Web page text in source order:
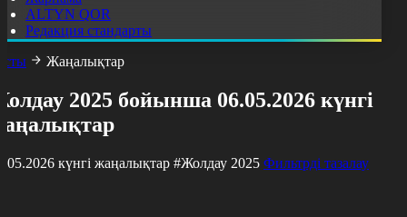
ALTYN QOR
Редакция стандарты
Жаңалықтар
2025 бойынша 06.05.2026 күнгі
күнгі жаңалықтар #Жолдау 2025 Фильтрді тазалау